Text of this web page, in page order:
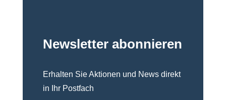
Newsletter abonnieren
Erhalten Sie Aktionen und News direkt
in Ihr Postfach